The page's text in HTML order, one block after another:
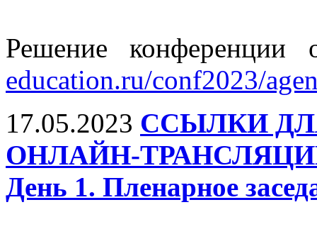
Решение конференции
education.ru/conf2023/
17.05.2023 ССЫЛКИ
ОНЛАЙН-
День 1. Пленарное